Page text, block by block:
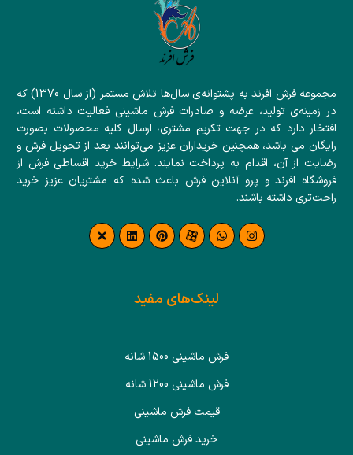
مجموعه فرش افرند به پشتوانه‌ی سال‌ها تلاش مستمر (از سال 1370) که
در زمینه‌ی تولید، عرضه و صادرات فرش ماشینی فعالیت داشته است،
افتخار دارد که در جهت تکریم مشتری، ارسال کلیه محصولات بصورت
رایگان می باشد، همچنین خریداران عزیز می‌توانند بعد از تحویل فرش و
رضایت از آن، اقدام به پرداخت نمایند. شرایط خرید اقساطی فرش از
فروشگاه افرند و پرو آنلاین فرش باعث شده که مشتریان عزیز خرید
راحت‌تری داشته باشند.
لینک‌های مفید
فرش ماشینی 1500 شانه
فرش ماشینی 1200 شانه
قیمت فرش ماشینی
خرید فرش ماشینی